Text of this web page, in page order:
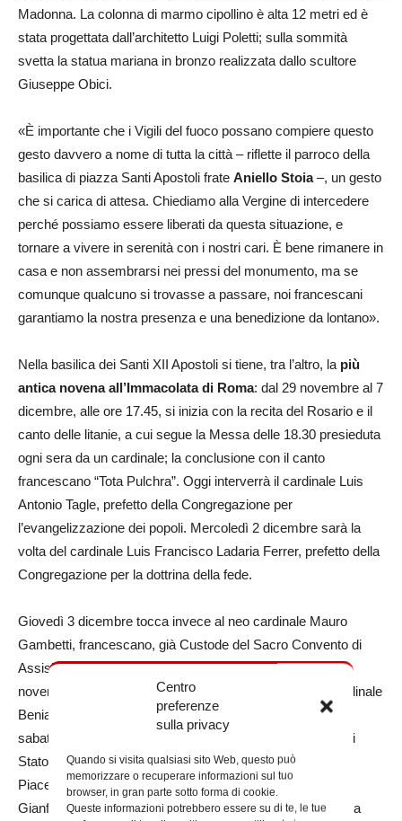
Centro
preferenze
sulla privacy
Quando si visita qualsiasi sito Web, questo può
memorizzare o recuperare informazioni sul tuo
browser, in gran parte sotto forma di cookie.
Queste informazioni potrebbero essere su di te, le tue
Madonna. La colonna di marmo cipollino è alta 12 metri ed è
stata progettata dall’architetto Luigi Poletti; sulla sommità
svetta la statua mariana in bronzo realizzata dallo scultore
Giuseppe Obici.
«È importante che i Vigili del fuoco possano compiere questo
gesto davvero a nome di tutta la città – riflette il parroco della
basilica di piazza Santi Apostoli frate Aniello Stoia–, un gesto
che si carica di attesa. Chiediamo alla Vergine di intercedere
perché possiamo essere liberati da questa situazione, e
tornare a vivere in serenità con i nostri cari. È bene rimanere in
casa e non assembrarsi nei pressi del monumento, ma se
comunque qualcuno si trovasse a passare, noi francescani
garantiamo la nostra presenza e una benedizione da lontano».
Nella basilica dei Santi XII Apostoli si tiene, tra l’altro, la più
antica novena all’Immacolata di Roma: dal 29 novembre al 7
dicembre, alle ore 17.45, si inizia con la recita del Rosario e il
canto delle litanie, a cui segue la Messa delle 18.30 presieduta
ogni sera da un cardinale; la conclusione con il canto
francescano “Tota Pulchra”. Oggi interverrà il cardinale Luis
Antonio Tagle, prefetto della Congregazione per
l’evangelizzazione dei popoli. Mercoledì 2 dicembre sarà la
volta del cardinale Luis Francisco Ladaria Ferrer, prefetto della
Congregazione per la dottrina della fede.
Giovedì 3 dicembre tocca invece al neo cardinale Mauro
Gambetti, francescano, già Custode del Sacro Convento di
Assisi, che ha ricevuto la porpora nel concistoro del 28
novembre. Il giorno successivo celebrerà la Messa il cardinale
Beniamino Stella, prefetto della Congregazione del clero;
sabato 5 interverrà il cardinale Pietro Parolin, Segretario di
Stato Vaticano. Seguirà, domenica 6, il cardinale Mauro
Piacenza, penitenziere maggiore, mentre il cardinale
Gianfranco Ravasi, presidente del Pontificio Consiglio della